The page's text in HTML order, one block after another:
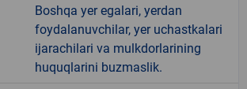
Boshqa yer egalari, yerdan
foydalanuvchilar, yer uchastkalari
ijarachilari va mulkdorlarining
huquqlarini buzmaslik.